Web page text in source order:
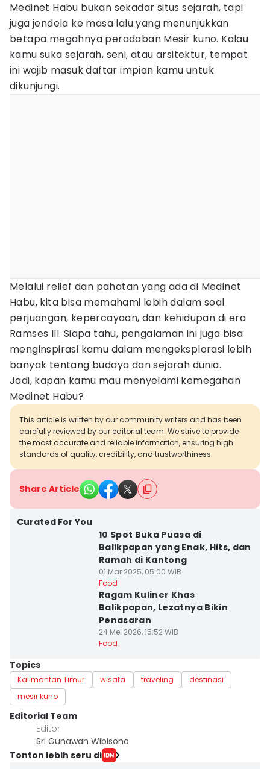
Medinet Habu bukan sekadar situs sejarah, tapi
juga jendela ke masa lalu yang menunjukkan
betapa megahnya peradaban Mesir kuno. Kalau
kamu suka sejarah, seni, atau arsitektur, tempat
ini wajib masuk daftar impian kamu untuk
dikunjungi.
Melalui relief dan pahatan yang ada di Medinet
Habu, kita bisa memahami lebih dalam soal
perjuangan, kepercayaan, dan kehidupan di era
Ramses III. Siapa tahu, pengalaman ini juga bisa
menginspirasi kamu dalam mengeksplorasi lebih
banyak tentang budaya dan sejarah dunia.
Jadi, kapan kamu mau menyelami kemegahan
Medinet Habu?
This article is written by our community writers and has been
carefully reviewed by our editorial team. We strive to provide
the most accurate and reliable information, ensuring high
standards of quality, credibility, and trustworthiness.
Share Article
Curated For You
10 Spot Buka Puasa di
Balikpapan yang Enak, Hits, dan
Ramah di Kantong
01 Mar 2025, 05:00 WIB
Food
Ragam Kuliner Khas
Balikpapan, Lezatnya Bikin
Penasaran
24 Mei 2026, 15:52 WIB
Food
Topics
Kalimantan Timur wisata traveling
destinasi
mesir kuno
Editorial Team
Editor
Sri Gunawan Wibisono
Tonton lebih seru di